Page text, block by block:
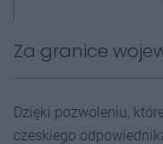
Za granice
Dzięki pozwoleniu,
czeskiego